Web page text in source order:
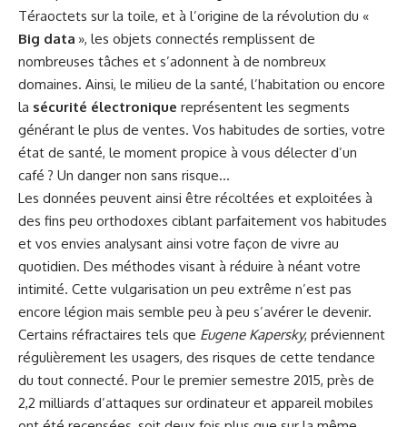
Téraoctets sur la toile, et à l’origine de la révolution du «
Big data », les objets connectés remplissent de
nombreuses tâches et s’adonnent à de nombreux
domaines. Ainsi, le milieu de la santé, l’habitation ou encore
la sécurité électronique représentent les segments
générant le plus de ventes. Vos habitudes de sorties, votre
état de santé, le moment propice à vous délecter d’un
café ? Un danger non sans risque…
Les données peuvent ainsi être récoltées et exploitées à
des fins peu orthodoxes ciblant parfaitement vos habitudes
et vos envies analysant ainsi votre façon de vivre au
quotidien. Des méthodes visant à réduire à néant votre
intimité. Cette vulgarisation un peu extrême n’est pas
encore légion mais semble peu à peu s’avérer le devenir.
Certains réfractaires tels que Eugene Kapersky, préviennent
régulièrement les usagers, des risques de cette tendance
du tout connecté. Pour le premier semestre 2015, près de
2,2 milliards d’attaques sur ordinateur et appareil mobiles